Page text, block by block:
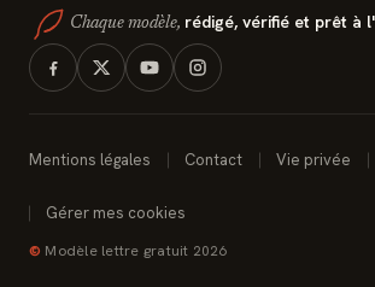
Chaque modèle, rédigé, vérifié et prêt à
Mentions légales Contact Vie privée
Gérer mes cookies
© Modèle lettre gratuit 2026